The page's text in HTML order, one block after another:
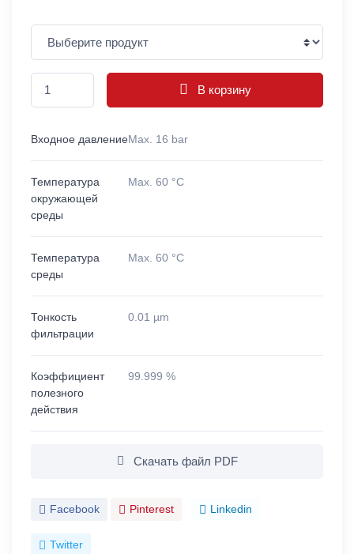
В корзину
Входное давлениеMax. 16 bar
Температура
окружающей
среды
Max. 60 °C
Температура
среды
Max. 60 °C
Тонкость
фильтрации
0.01 µm
Коэффициент
полезного
действия
99.999 %
Скачать файл PDF
Facebook Pinterest Linkedin
Twitter